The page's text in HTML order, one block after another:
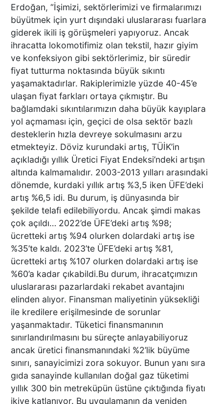
DENİZLİ’DEN ALMANYA’YA
INTERPACK ÇIKARMASI DTO
ÜYESİ 38 FİRMA, FUARDA
YENİ TEKNOLOJİLERLE
BULUŞTU
DTO’DAN SU VE ENERJİ
VERİMLİLİĞİ EĞİTİMLERİ
DENİZLİ SANAYİSİNDE
VERİMLİLİK ATILIMI
Başkan Ertemur; Makamda
Durmuyor, Sorunları
Yerinde Çözüyor
DTO’DAN İŞLETMELERE
ENERJİ VERİMLİLİĞİ
DESTEĞİ
BAŞKAN ERDOĞAN:
TİCARETİN YENİ DİLİ
DİJİTALLEŞMEDİR
DENİZLİ’NİN İLÇESİNDE KAR
YAĞIŞI BAŞLADI
PAMUKKALE’DE YÜREK
Erdoğan, “İşimizi, sektörlerimizi ve firmalarımızı
büyütmek için yurt dışındaki uluslararası fuarlara
giderek ikili iş görüşmeleri yapıyoruz. Ancak
ihracatta lokomotifimiz olan tekstil, hazır giyim
ve konfeksiyon gibi sektörlerimiz, bir süredir
fiyat tutturma noktasında büyük sıkıntı
yaşamaktadırlar. Rakiplerimizle yüzde 40-45’e
ulaşan fiyat farkları ortaya çıkmıştır. Bu
bağlamdaki sıkıntılarımızın daha büyük kayıplara
yol açmaması için, geçici de olsa sektör bazlı
desteklerin hızla devreye sokulmasını arzu
etmekteyiz. Döviz kurundaki artış, TÜİK’in
açıkladığı yıllık Üretici Fiyat Endeksi’ndeki artışın
altında kalmamalıdır. 2003-2013 yılları arasındaki
dönemde, kurdaki yıllık artış %3,5 iken ÜFE’deki
artış %6,5 idi. Bu durum, iş dünyasında bir
şekilde telafi edilebiliyordu. Ancak şimdi makas
çok açıldı… 2022’de ÜFE’deki artış %98;
ücretteki artış %94 olurken dolardaki artış ise
%35’te kaldı. 2023’te ÜFE’deki artış %81,
ücretteki artış %107 olurken dolardaki artış ise
%60’a kadar çıkabildi.Bu durum, ihracatçımızın
uluslararası pazarlardaki rekabet avantajını
elinden alıyor. Finansman maliyetinin yüksekliği
ile kredilere erişilmesinde de sorunlar
yaşanmaktadır. Tüketici finansmanının
sınırlandırılmasını bu süreçte anlayabiliyoruz
ancak üretici finansmanındaki %2’lik büyüme
sınırı, sanayicimizi zora sokuyor. Bunun yanı sıra
gıda sanayinde kullanılan doğal gaz tüketimi
yıllık 300 bin metreküpün üstüne çıktığında fiyatı
ikiye katlanıyor. Bu uygulamanın da yeniden